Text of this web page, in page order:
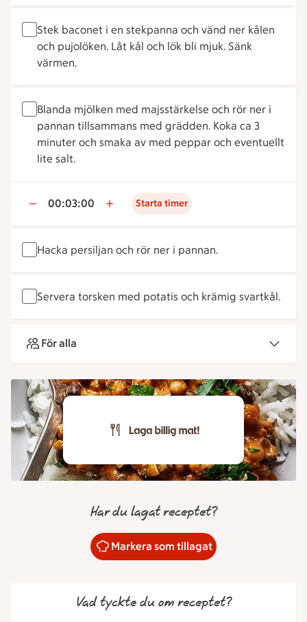
Stek baconet i en stekpanna och vänd ner kålen
och pujolöken. Låt kål och lök bli mjuk. Sänk
värmen.
Blanda mjölken med majsstärkelse och rör ner i
pannan tillsammans med grädden. Koka ca 3
minuter och smaka av med peppar och eventuellt
lite salt.
00:03:00 Starta timer
Hacka persiljan och rör ner i pannan.
Servera torsken med potatis och krämig svartkål.
För alla
Har du lagat receptet?
Markera som tillagat
Vad tyckte du om receptet?